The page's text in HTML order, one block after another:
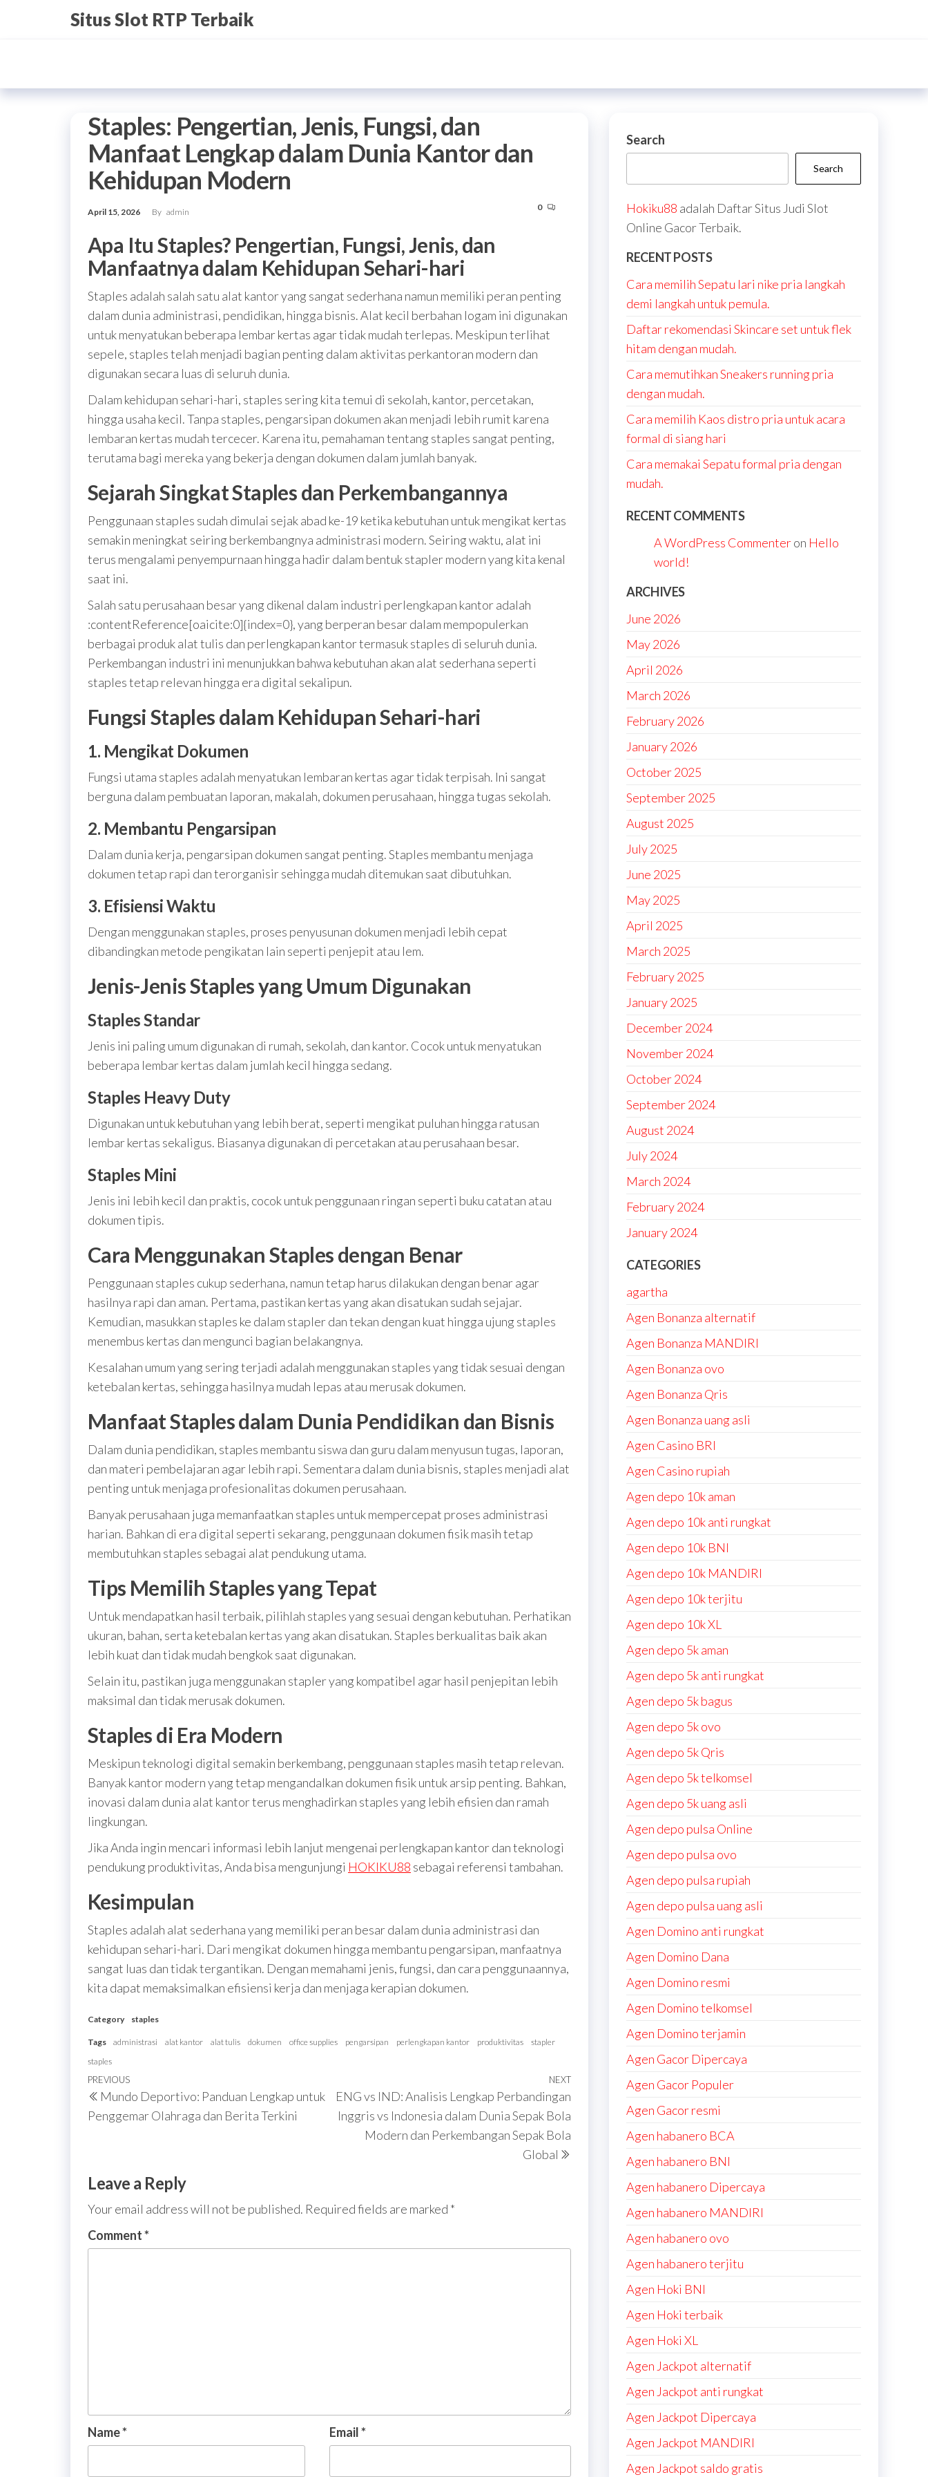
Situs Slot RTP Terbaik
Staples: Pengertian, Jenis, Fungsi, dan
Manfaat Lengkap dalam Dunia Kantor dan
Kehidupan Modern
April 15, 2026 By admin 0
Apa Itu Staples? Pengertian, Fungsi, Jenis, dan
Manfaatnya dalam Kehidupan Sehari-hari
Staples adalah salah satu alat kantor yang sangat sederhana namun memiliki peran penting
dalam dunia administrasi, pendidikan, hingga bisnis. Alat kecil berbahan logam ini digunakan
untuk menyatukan beberapa lembar kertas agar tidak mudah terlepas. Meskipun terlihat
sepele, staples telah menjadi bagian penting dalam aktivitas perkantoran modern dan
digunakan secara luas di seluruh dunia.
Dalam kehidupan sehari-hari, staples sering kita temui di sekolah, kantor, percetakan,
hingga usaha kecil. Tanpa staples, pengarsipan dokumen akan menjadi lebih rumit karena
lembaran kertas mudah tercecer. Karena itu, pemahaman tentang staples sangat penting,
terutama bagi mereka yang bekerja dengan dokumen dalam jumlah banyak.
Sejarah Singkat Staples dan Perkembangannya
Penggunaan staples sudah dimulai sejak abad ke-19 ketika kebutuhan untuk mengikat kertas
semakin meningkat seiring berkembangnya administrasi modern. Seiring waktu, alat ini
terus mengalami penyempurnaan hingga hadir dalam bentuk stapler modern yang kita kenal
saat ini.
Salah satu perusahaan besar yang dikenal dalam industri perlengkapan kantor adalah
:contentReference[oaicite:0]{index=0}, yang berperan besar dalam mempopulerkan
berbagai produk alat tulis dan perlengkapan kantor termasuk staples di seluruh dunia.
Perkembangan industri ini menunjukkan bahwa kebutuhan akan alat sederhana seperti
staples tetap relevan hingga era digital sekalipun.
Fungsi Staples dalam Kehidupan Sehari-hari
1. Mengikat Dokumen
Fungsi utama staples adalah menyatukan lembaran kertas agar tidak terpisah. Ini sangat
berguna dalam pembuatan laporan, makalah, dokumen perusahaan, hingga tugas sekolah.
2. Membantu Pengarsipan
Dalam dunia kerja, pengarsipan dokumen sangat penting. Staples membantu menjaga
dokumen tetap rapi dan terorganisir sehingga mudah ditemukan saat dibutuhkan.
3. Efisiensi Waktu
Dengan menggunakan staples, proses penyusunan dokumen menjadi lebih cepat
dibandingkan metode pengikatan lain seperti penjepit atau lem.
Jenis-Jenis Staples yang Umum Digunakan
Staples Standar
Jenis ini paling umum digunakan di rumah, sekolah, dan kantor. Cocok untuk menyatukan
beberapa lembar kertas dalam jumlah kecil hingga sedang.
Staples Heavy Duty
Digunakan untuk kebutuhan yang lebih berat, seperti mengikat puluhan hingga ratusan
lembar kertas sekaligus. Biasanya digunakan di percetakan atau perusahaan besar.
Staples Mini
Jenis ini lebih kecil dan praktis, cocok untuk penggunaan ringan seperti buku catatan atau
dokumen tipis.
Cara Menggunakan Staples dengan Benar
Penggunaan staples cukup sederhana, namun tetap harus dilakukan dengan benar agar
hasilnya rapi dan aman. Pertama, pastikan kertas yang akan disatukan sudah sejajar.
Kemudian, masukkan staples ke dalam stapler dan tekan dengan kuat hingga ujung staples
menembus kertas dan mengunci bagian belakangnya.
Kesalahan umum yang sering terjadi adalah menggunakan staples yang tidak sesuai dengan
ketebalan kertas, sehingga hasilnya mudah lepas atau merusak dokumen.
Manfaat Staples dalam Dunia Pendidikan dan Bisnis
Dalam dunia pendidikan, staples membantu siswa dan guru dalam menyusun tugas, laporan,
dan materi pembelajaran agar lebih rapi. Sementara dalam dunia bisnis, staples menjadi alat
penting untuk menjaga profesionalitas dokumen perusahaan.
Banyak perusahaan juga memanfaatkan staples untuk mempercepat proses administrasi
harian. Bahkan di era digital seperti sekarang, penggunaan dokumen fisik masih tetap
membutuhkan staples sebagai alat pendukung utama.
Tips Memilih Staples yang Tepat
Untuk mendapatkan hasil terbaik, pilihlah staples yang sesuai dengan kebutuhan. Perhatikan
ukuran, bahan, serta ketebalan kertas yang akan disatukan. Staples berkualitas baik akan
lebih kuat dan tidak mudah bengkok saat digunakan.
Selain itu, pastikan juga menggunakan stapler yang kompatibel agar hasil penjepitan lebih
maksimal dan tidak merusak dokumen.
Staples di Era Modern
Meskipun teknologi digital semakin berkembang, penggunaan staples masih tetap relevan.
Banyak kantor modern yang tetap mengandalkan dokumen fisik untuk arsip penting. Bahkan,
inovasi dalam dunia alat kantor terus menghadirkan staples yang lebih efisien dan ramah
lingkungan.
Jika Anda ingin mencari informasi lebih lanjut mengenai perlengkapan kantor dan teknologi
pendukung produktivitas, Anda bisa mengunjungi HOKIKU88 sebagai referensi tambahan.
Kesimpulan
Staples adalah alat sederhana yang memiliki peran besar dalam dunia administrasi dan
kehidupan sehari-hari. Dari mengikat dokumen hingga membantu pengarsipan, manfaatnya
sangat luas dan tidak tergantikan. Dengan memahami jenis, fungsi, dan cara penggunaannya,
kita dapat memaksimalkan efisiensi kerja dan menjaga kerapian dokumen.
Category staples
Tags administrasi alat kantor alat tulis dokumen office supplies pengarsipan perlengkapan kantor produktivitas
stapler
staples
Post
navigation
Previous
Post
PREVIOUS
Mundo Deportivo: Panduan Lengkap untuk
Penggemar Olahraga dan Berita Terkini
Next
NEXT
ENG vs IND: Analisis Lengkap Perbandingan
Inggris vs Indonesia dalam Dunia Sepak Bola
Modern dan Perkembangan Sepak Bola
Global
Leave a Reply
Your email address will not be published. Required fields are marked *
Comment*
Name* Email*
Search
Search
Hokiku88 adalah Daftar Situs Judi Slot
Online Gacor Terbaik.
RECENT POSTS
Cara memilih Sepatu lari nike pria langkah
demi langkah untuk pemula.
Daftar rekomendasi Skincare set untuk flek
hitam dengan mudah.
Cara memutihkan Sneakers running pria
dengan mudah.
Cara memilih Kaos distro pria untuk acara
formal di siang hari
Cara memakai Sepatu formal pria dengan
mudah.
RECENT COMMENTS
A WordPress Commenteron Hello
world!
ARCHIVES
June 2026
May 2026
April 2026
March 2026
February 2026
January 2026
October 2025
September 2025
August 2025
July 2025
June 2025
May 2025
April 2025
March 2025
February 2025
January 2025
December 2024
November 2024
October 2024
September 2024
August 2024
July 2024
March 2024
February 2024
January 2024
CATEGORIES
agartha
Agen Bonanza alternatif
Agen Bonanza MANDIRI
Agen Bonanza ovo
Agen Bonanza Qris
Agen Bonanza uang asli
Agen Casino BRI
Agen Casino rupiah
Agen depo 10k aman
Agen depo 10k anti rungkat
Agen depo 10k BNI
Agen depo 10k MANDIRI
Agen depo 10k terjitu
Agen depo 10k XL
Agen depo 5k aman
Agen depo 5k anti rungkat
Agen depo 5k bagus
Agen depo 5k ovo
Agen depo 5k Qris
Agen depo 5k telkomsel
Agen depo 5k uang asli
Agen depo pulsa Online
Agen depo pulsa ovo
Agen depo pulsa rupiah
Agen depo pulsa uang asli
Agen Domino anti rungkat
Agen Domino Dana
Agen Domino resmi
Agen Domino telkomsel
Agen Domino terjamin
Agen Gacor Dipercaya
Agen Gacor Populer
Agen Gacor resmi
Agen habanero BCA
Agen habanero BNI
Agen habanero Dipercaya
Agen habanero MANDIRI
Agen habanero ovo
Agen habanero terjitu
Agen Hoki BNI
Agen Hoki terbaik
Agen Hoki XL
Agen Jackpot alternatif
Agen Jackpot anti rungkat
Agen Jackpot Dipercaya
Agen Jackpot MANDIRI
Agen Jackpot saldo gratis